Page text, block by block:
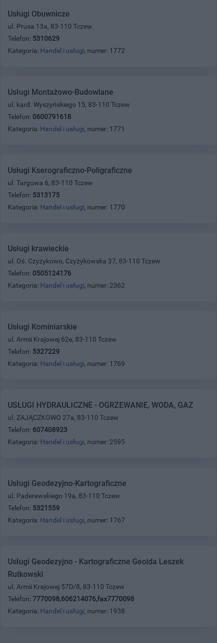
Usługi Obuwnicze
ul. Prusa 13a, 83-110 Tczew
Telefon: 5310629
Kategoria: Handel i usługi, numer: 1772
Usługi Montażowo-Budowlane
ul. kard. Wyszyńskiego 15, 83-110 Tczew
Telefon: 0600791618
Kategoria: Handel i usługi, numer: 1771
Usługi Kserograficzno-Poligraficzne
ul. Targowa 6, 83-110 Tczew
Telefon: 5313175
Kategoria: Handel i usługi, numer: 1770
Usługi krawieckie
ul. Oś. Czyżykowo, Czyżykowska 37, 83-110 Tczew
Telefon: 0505124176
Kategoria: Handel i usługi, numer: 2362
Usługi Kominiarskie
ul. Armii Krajowej 62e, 83-110 Tczew
Telefon: 5327229
Kategoria: Handel i usługi, numer: 1769
USŁUGI HYDRAULICZNE - OGRZEWANIE, WODA, GAZ
ul. ZAJĄCZKOWO 27a, 83-110 Tczew
Telefon: 607408923
Kategoria: Handel i usługi, numer: 2595
Usługi Geodezyjno-Kartograficzne
ul. Paderewskiego 19a, 83-110 Tczew
Telefon: 5321559
Kategoria: Handel i usługi, numer: 1767
Usługi Geodezyjno - Kartograficzne Geoida Leszek
Rutkowski
ul. Armii Krajowej 57D/8, 83-110 Tczew
Telefon: 7770098,606214076,fax7770098
Kategoria: Handel i usługi, numer: 1938